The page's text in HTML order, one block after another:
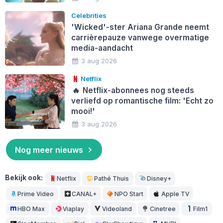
Celebrities
'Wicked'-ster Ariana Grande neemt
carrièrepauze vanwege overmatige
media-aandacht
3 aug 2026
Netflix
🔥 Netflix-abonnees nog steeds
verliefd op romantische film: 'Echt zo
mooi!'
3 aug 2026
Nog meer nieuws
Bekijk ook: Netflix Pathé Thuis Disney+
Prime Video CANAL+ NPO Start Apple TV
HBO Max Viaplay Videoland Cinetree Film1